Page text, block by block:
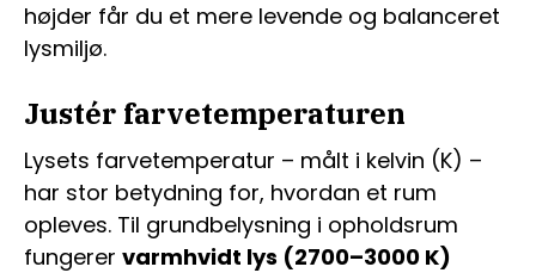
højder får du et mere levende og balanceret
lysmiljø.
Justér farvetemperaturen
Lysets farvetemperatur – målt i kelvin (K) –
har stor betydning for, hvordan et rum
opleves. Til grundbelysning i opholdsrum
fungerer varmhvidt lys (2700–3000 K)